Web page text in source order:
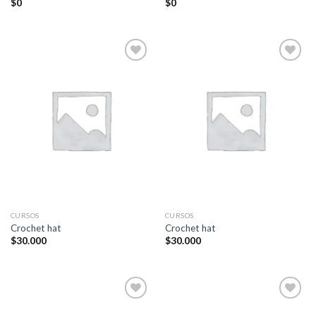
$0 $0
CURSOS
Crochet hat
$30.000
CURSOS
Crochet hat
$30.000